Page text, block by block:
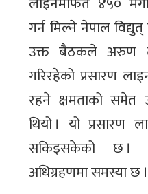
गर्न मिल्ने नेपाल
उक्त बैठकले अरुण
गरिरहेको प्रसारण
रहने क्षमताको समेत
थियो । यो प्रसारण
सकिइसकेको छ ।
अधिग्रहणमा समस्या छ ।